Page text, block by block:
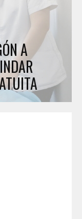
A